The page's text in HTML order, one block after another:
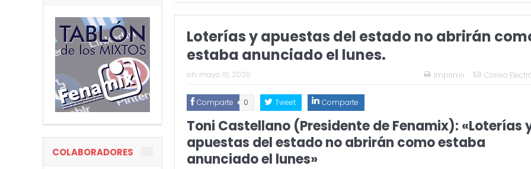
Loterías y apuestas del estado no abrirán
estaba anunciado el lunes.
on: mayo 10, 2020 Imprimir Correo
Comparte 0 Tweet Comparte
Toni Castellano (Presidente de Fenamix): «Loterías
apuestas del estado no abrirán como estaba
anunciado el lunes»
COLABORADORES